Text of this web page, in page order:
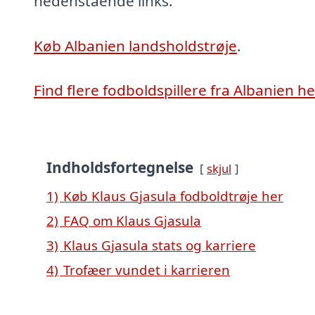
Køb Albanien landsholdstrøje.
Find flere fodboldspillere fra Albanien
Indholdsfortegnelse skjul
1) Køb Klaus Gjasula fodboldtrøje her
2) FAQ om Klaus Gjasula
3) Klaus Gjasula stats og karriere
4) Trofæer vundet i karrieren